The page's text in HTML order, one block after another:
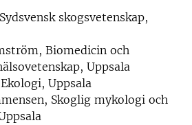
skogsvetenskap,
Biomedicin och
Uppsala
Uppsala
Skoglig mykologi och